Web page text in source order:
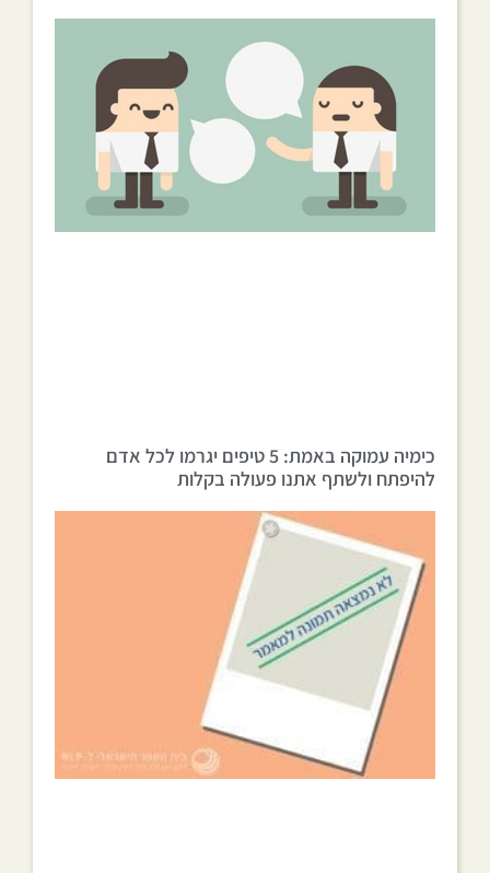
כימיה עמוקה באמת: 5 טיפים יגרמו לכל אדם
להיפתח ולשתף אתנו פעולה בקלות